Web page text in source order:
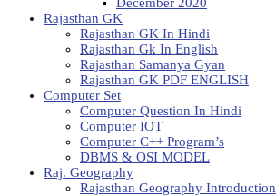
Rajasthan GK
Rajasthan GK In Hindi
Rajasthan Gk In English
Rajasthan Samanya Gyan
Rajasthan GK PDF ENGLISH
Computer Set
Computer Question In Hindi
Computer IOT
Computer C++ Program’s
DBMS & OSI MODEL
Raj. Geography
Rajasthan Geography Introduction